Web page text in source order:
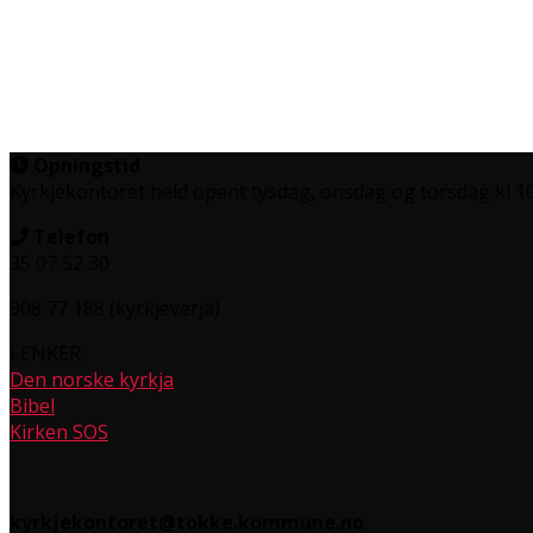
Den norske kyrkja
Bibel
Kirken SOS